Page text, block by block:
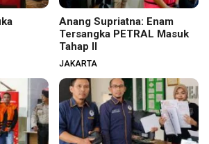
Anang Supriatna: Enam
Tersangka PETRAL Masuk
Tahap II
JAKARTA